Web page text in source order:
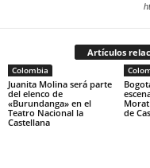
Artículos
Colombia
Juanita Molina será parte
del elenco de
«Burundanga» en el
Teatro Nacional la
Castellana
de